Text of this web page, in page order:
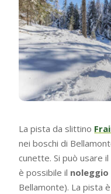
La pista da slittino
nei boschi di
cunette. Si può usare
è possibile il noleggio
Bellamonte). La pista